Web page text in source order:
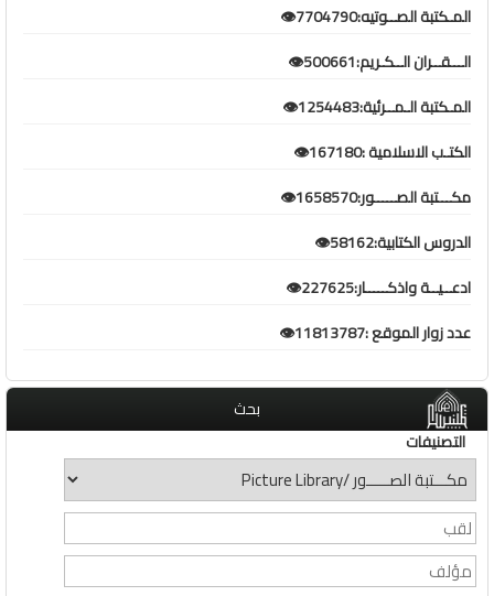
المـكتبة الصــوتيه:7704790👁️
الـــقــران الــكـريم:500661👁️
المـكتبة الـمــرئية:1254483👁️
الكتـب الاسلامية :167180👁️
مكـــتبة الصـــــور:1658570👁️
الدروس الكتابية:58162👁️
ادعــيــة واذكـــــار:227625👁️
عدد زوار الموقع :11813787👁️
بحث
التصنيفات